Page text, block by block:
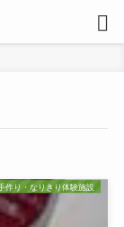
作り・なりきり体験施設